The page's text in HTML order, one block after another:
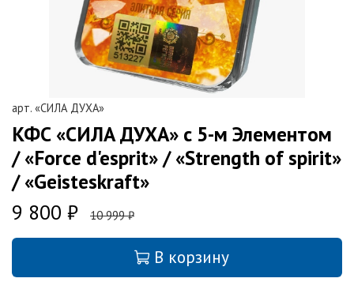
арт. «СИЛА ДУХА»
КФС «СИЛА ДУХА» с 5-м Элементом
/ «Force d'esprit» / «Strength of spirit»
/ «Geisteskraft»
9 800 ₽
10 999 ₽
В корзину